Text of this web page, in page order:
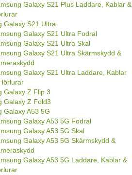
Galaxy S21 Plus Laddare, Kablar &
Galaxy S21 Ultra
Galaxy S21 Ultra Fodral
Galaxy S21 Ultra Skal
Galaxy S21 Ultra Skärmskydd &
Galaxy S21 Ultra Laddare, Kablar
Galaxy Z Flip 3
Galaxy Z Fold3
Galaxy A53 5G
Galaxy A53 5G Fodral
Galaxy A53 5G Skal
Galaxy A53 5G Skärmskydd &
Galaxy A53 5G Laddare, Kablar &